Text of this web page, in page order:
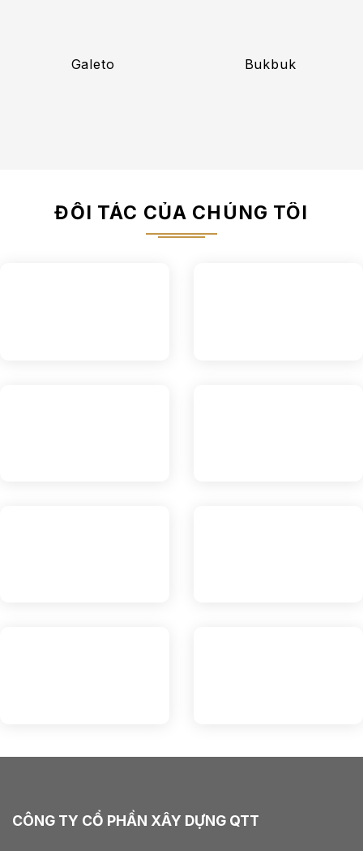
Galeto Bukbuk
ĐỐI TÁC CỦA CHÚNG TÔI
CÔNG TY CỔ PHẦN XÂY DỰNG QTT